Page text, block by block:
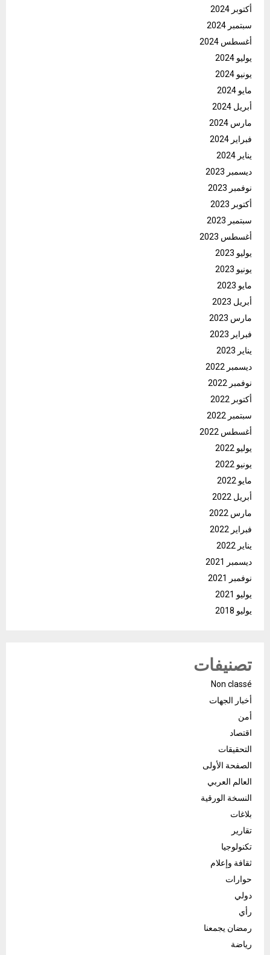
أكتوبر 2024
سبتمبر 2024
أغسطس 2024
يوليو 2024
يونيو 2024
مايو 2024
أبريل 2024
مارس 2024
فبراير 2024
يناير 2024
ديسمبر 2023
نوفمبر 2023
أكتوبر 2023
سبتمبر 2023
أغسطس 2023
يوليو 2023
يونيو 2023
مايو 2023
أبريل 2023
مارس 2023
فبراير 2023
يناير 2023
ديسمبر 2022
نوفمبر 2022
أكتوبر 2022
سبتمبر 2022
أغسطس 2022
يوليو 2022
يونيو 2022
مايو 2022
أبريل 2022
مارس 2022
فبراير 2022
يناير 2022
ديسمبر 2021
نوفمبر 2021
يوليو 2021
يوليو 2018
تصنيفات
Non classé
أخبار الجهات
أمن
اقتصاد
التحقيقات
الصفحة الأولى
العالم العربي
النسخة الورقية
بلاغات
تقارير
تكنولوجيا
ثقافة وإعلام
حوارات
دولي
رأي
رمضان يجمعنا
رياضة